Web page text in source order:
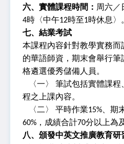
六、實體課程時間： 周六／
4時〈中午12時至1時休息〉
七、結業考試
本課程內容針對教學實務而
的華語師資，期末會舉行
格遴選優秀儲備人員。
〈一〉 筆試包括實體課程
程之上課內容。
〈二〉 平時作業15%、期
60%，成績合計70分以上為
八、頒發中英文推廣教育研